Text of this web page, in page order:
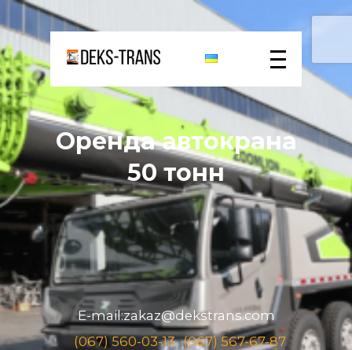
Оренда автокрана
50 тонн
E-mail:zakaz@dekstrans.com
(067) 560-03-13 (067) 567-67-87